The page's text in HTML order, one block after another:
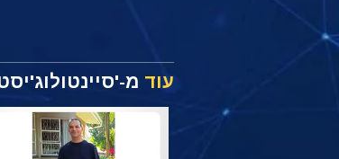
עוד מ-